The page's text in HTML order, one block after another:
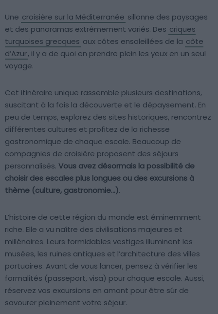
Une croisière sur la Méditerranée sillonne des paysages
et des panoramas extrêmement variés. Des criques
turquoises grecques aux côtes ensoleillées de la côte
d’Azur, il y a de quoi en prendre plein les yeux en un seul
voyage.
Cet itinéraire unique rassemble plusieurs destinations,
suscitant à la fois la découverte et le dépaysement. En
peu de temps, explorez des sites historiques, rencontrez
différentes cultures et profitez de la richesse
gastronomique de chaque escale. Beaucoup de
compagnies de croisière proposent des séjours
personnalisés. Vous avez désormais la possibilité de
choisir des escales plus longues ou des excursions à
thème (culture, gastronomie…).
L’histoire de cette région du monde est éminemment
riche. Elle a vu naître des civilisations majeures et
millénaires. Leurs formidables vestiges illuminent les
musées, les ruines antiques et l’architecture des villes
portuaires. Avant de vous lancer, pensez à vérifier les
formalités (passeport, visa) pour chaque escale. Aussi,
réservez vos excursions en amont pour être sûr de
savourer pleinement votre séjour.